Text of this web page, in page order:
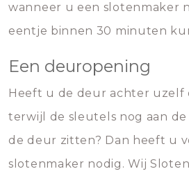
wanneer u een slotenmaker
eentje binnen 30 minuten
Een deuropening
Heeft u de deur achter
terwijl de sleutels nog aan
de deur zitten? Dan heeft u
slotenmaker nodig. Wij